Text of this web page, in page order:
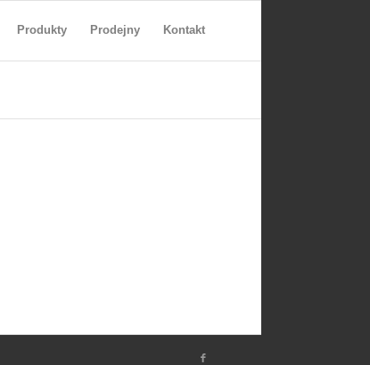
Produkty Prodejny Kontakt